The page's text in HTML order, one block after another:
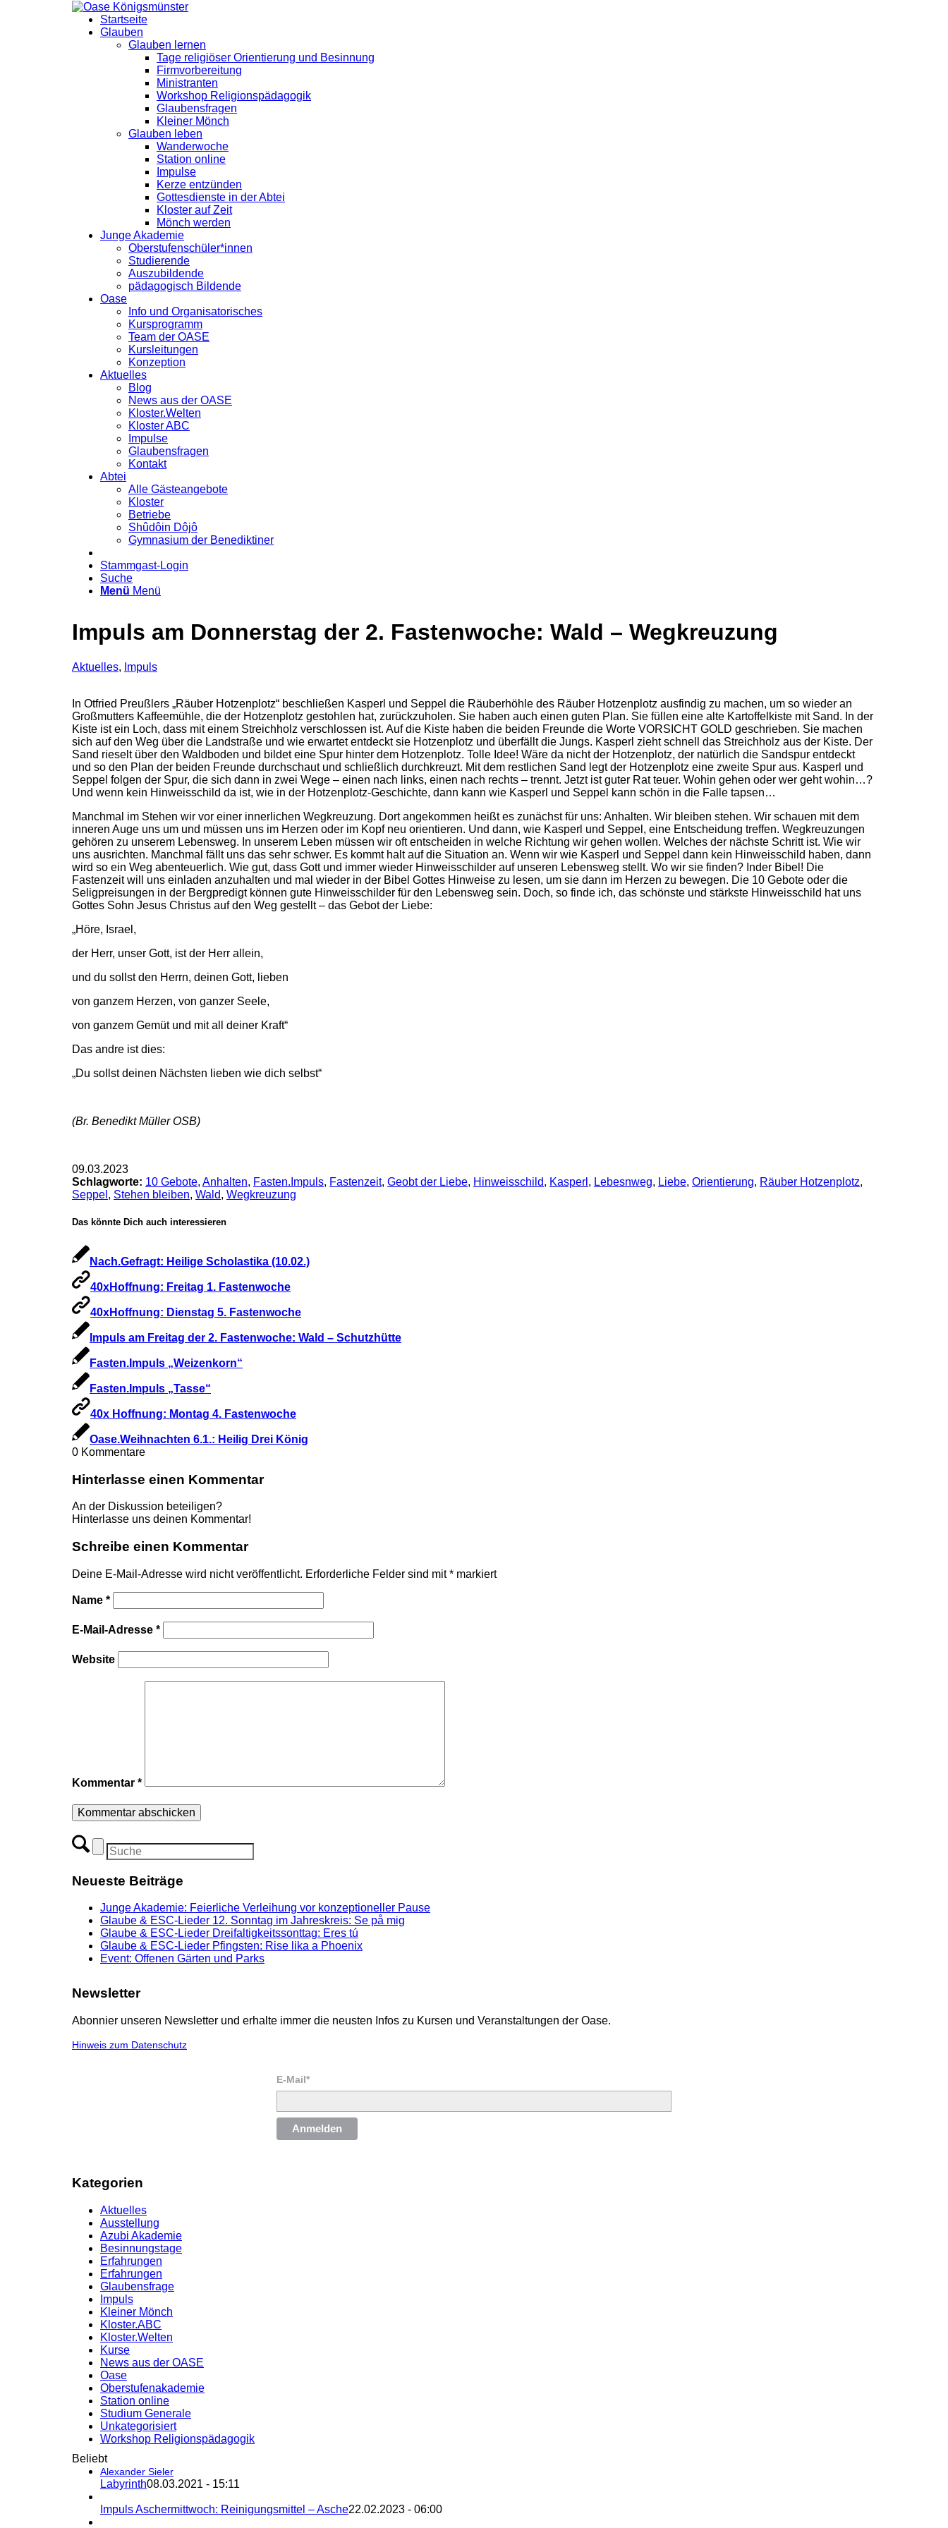
Startseite
Glauben
Glauben lernen
Tage religiöser Orientierung und Besinnung
Firmvorbereitung
Ministranten
Workshop Religionspädagogik
Glaubensfragen
Kleiner Mönch
Glauben leben
Wanderwoche
Station online
Impulse
Kerze entzünden
Gottesdienste in der Abtei
Kloster auf Zeit
Mönch werden
Junge Akademie
Oberstufenschüler*innen
Studierende
Auszubildende
pädagogisch Bildende
Oase
Info und Organisatorisches
Kursprogramm
Team der OASE
Kursleitungen
Konzeption
Aktuelles
Blog
News aus der OASE
Kloster.Welten
Kloster ABC
Impulse
Glaubensfragen
Kontakt
Abtei
Alle Gästeangebote
Kloster
Betriebe
Shûdôin Dôjô
Gymnasium der Benediktiner
Stammgast-Login
Suche
Menü Menü
Impuls am Donnerstag der 2. Fastenwoche: Wald – Wegkreuzung
Aktuelles, Impuls
In Otfried Preußlers „Räuber Hotzenplotz“ beschließen Kasperl und Seppel die Räuberhöhle des Räuber Hotzenplotz ausfindig zu machen, um so wieder an
Großmutters Kaffeemühle, die der Hotzenplotz gestohlen hat, zurückzuholen. Sie haben auch einen guten Plan. Sie füllen eine alte Kartoffelkiste mit Sand. In der
Kiste ist ein Loch, dass mit einem Streichholz verschlossen ist. Auf die Kiste haben die beiden Freunde die Worte VORSICHT GOLD geschrieben. Sie machen
sich auf den Weg über die Landstraße und wie erwartet entdeckt sie Hotzenplotz und überfällt die Jungs. Kasperl zieht schnell das Streichholz aus der Kiste. Der
Sand rieselt über den Waldboden und bildet eine Spur hinter dem Hotzenplotz. Tolle Idee! Wäre da nicht der Hotzenplotz, der natürlich die Sandspur entdeckt
und so den Plan der beiden Freunde durchschaut und schließlich durchkreuzt. Mit dem restlichen Sand legt der Hotzenplotz eine zweite Spur aus. Kasperl und
Seppel folgen der Spur, die sich dann in zwei Wege – einen nach links, einen nach rechts – trennt. Jetzt ist guter Rat teuer. Wohin gehen oder wer geht wohin…?
Und wenn kein Hinweisschild da ist, wie in der Hotzenplotz-Geschichte, dann kann wie Kasperl und Seppel kann schön in die Falle tapsen…
Manchmal im Stehen wir vor einer innerlichen Wegkreuzung. Dort angekommen heißt es zunächst für uns: Anhalten. Wir bleiben stehen. Wir schauen mit dem
inneren Auge uns um und müssen uns im Herzen oder im Kopf neu orientieren. Und dann, wie Kasperl und Seppel, eine Entscheidung treffen. Wegkreuzungen
gehören zu unserem Lebensweg. In unserem Leben müssen wir oft entscheiden in welche Richtung wir gehen wollen. Welches der nächste Schritt ist. Wie wir
uns ausrichten. Manchmal fällt uns das sehr schwer. Es kommt halt auf die Situation an. Wenn wir wie Kasperl und Seppel dann kein Hinweisschild haben, dann
wird so ein Weg abenteuerlich. Wie gut, dass Gott und immer wieder Hinweisschilder auf unseren Lebensweg stellt. Wo wir sie finden? Inder Bibel! Die
Fastenzeit will uns einladen anzuhalten und mal wieder in der Bibel Gottes Hinweise zu lesen, um sie dann im Herzen zu bewegen. Die 10 Gebote oder die
Seligpreisungen in der Bergpredigt können gute Hinweisschilder für den Lebensweg sein. Doch, so finde ich, das schönste und stärkste Hinweisschild hat uns
Gottes Sohn Jesus Christus auf den Weg gestellt – das Gebot der Liebe:
„Höre, Israel,
der Herr, unser Gott, ist der Herr allein,
und du sollst den Herrn, deinen Gott, lieben
von ganzem Herzen, von ganzer Seele,
von ganzem Gemüt und mit all deiner Kraft“
Das andre ist dies:
„Du sollst deinen Nächsten lieben wie dich selbst“
(Br. Benedikt Müller OSB)
09.03.2023
Schlagworte: 10 Gebote, Anhalten, Fasten.Impuls, Fastenzeit, Geobt der Liebe, Hinweisschild, Kasperl , Lebesnweg, Liebe, Orientierung, Räuber Hotzenplotz,
Seppel , Stehen bleiben, Wald, Wegkreuzung
Das könnte Dich auch interessieren
Nach.Gefragt: Heilige Scholastika (10.02.)
40xHoffnung: Freitag 1. Fastenwoche
40xHoffnung: Dienstag 5. Fastenwoche
Impuls am Freitag der 2. Fastenwoche: Wald – Schutzhütte
Fasten.Impuls „Weizenkorn“
Fasten.Impuls „Tasse“
40x Hoffnung: Montag 4. Fastenwoche
Oase.Weihnachten 6.1.: Heilig Drei König
0 Kommentare
Hinterlasse einen Kommentar
An der Diskussion beteiligen?
Hinterlasse uns deinen Kommentar!
Schreibe einen Kommentar
Deine E-Mail-Adresse wird nicht veröffentlicht. Erforderliche Felder sind mit* markiert
Name *
E-Mail-Adresse *
Website
Kommentar *
Neueste Beiträge
Junge Akademie: Feierliche Verleihung vor konzeptioneller Pause
Glaube & ESC-Lieder 12. Sonntag im Jahreskreis: Se på mig
Glaube & ESC-Lieder Dreifaltigkeitssonttag: Eres tú
Glaube & ESC-Lieder Pfingsten: Rise lika a Phoenix
Event: Offenen Gärten und Parks
Newsletter
Abonnier unseren Newsletter und erhalte immer die neusten Infos zu Kursen und Veranstaltungen der Oase.
Hinweis zum Datenschutz
E-Mail*
Anmelden
Kategorien
Aktuelles
Ausstellung
Azubi Akademie
Besinnungstage
Erfahrungen
Erfahrungen
Glaubensfrage
Impuls
Kleiner Mönch
Kloster.ABC
Kloster.Welten
Kurse
News aus der OASE
Oase
Oberstufenakademie
Station online
Studium Generale
Unkategorisiert
Workshop Religionspädagogik
Beliebt
Alexander Sieler
Labyrinth08.03.2021 - 15:11
Impuls Aschermittwoch: Reinigungsmittel – Asche22.02.2023 - 06:00